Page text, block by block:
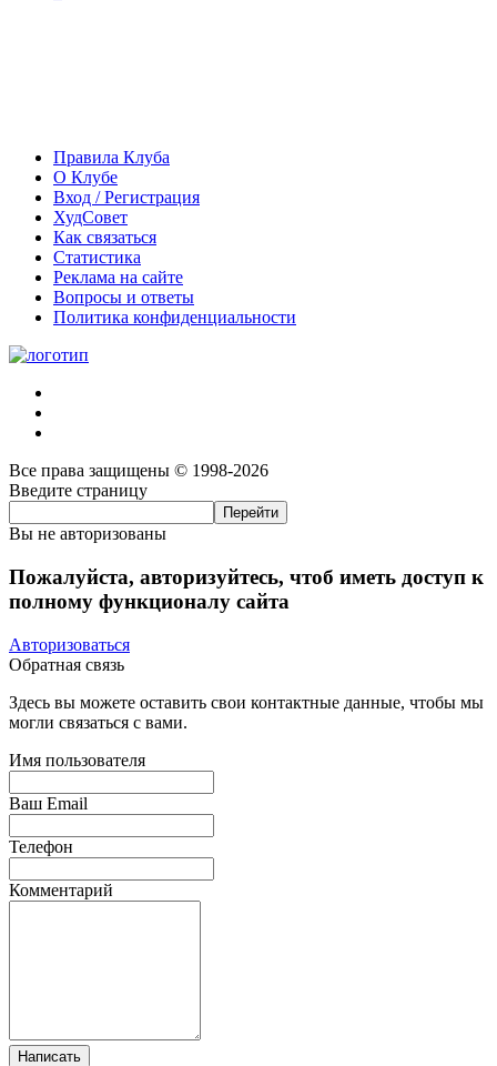
Правила Клуба
О Клубе
Вход / Регистрация
ХудСовет
Как связаться
Статистика
Реклама на сайте
Вопросы и ответы
Политика конфиденциальности
Все права защищены © 1998-2026
Введите страницу
Вы не авторизованы
Пожалуйста, авторизуйтесь, чтоб иметь доступ к
полному функционалу сайта
Авторизоваться
Обратная связь
Здесь вы можете оставить свои контактные данные, чтобы мы
могли связаться с вами.
Имя пользователя
Ваш Email
Телефон
Комментарий
Написать